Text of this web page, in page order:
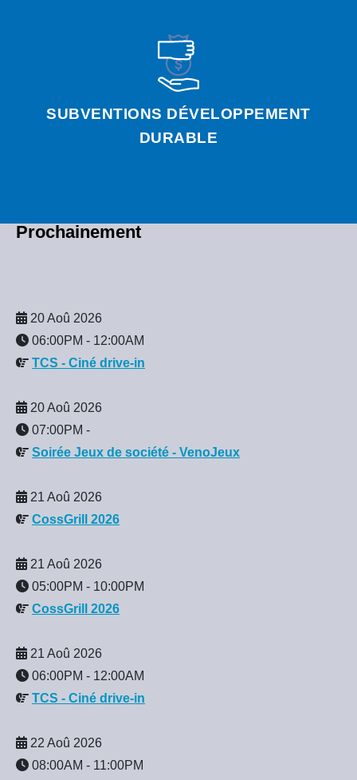
SUBVENTIONS DÉVELOPPEMENT
DURABLE
Prochainement
20 Aoû 2026
06:00PM - 12:00AM
TCS - Ciné drive-in
20 Aoû 2026
07:00PM -
Soirée Jeux de société - VenoJeux
21 Aoû 2026
CossGrill 2026
21 Aoû 2026
05:00PM - 10:00PM
CossGrill 2026
21 Aoû 2026
06:00PM - 12:00AM
TCS - Ciné drive-in
22 Aoû 2026
08:00AM - 11:00PM